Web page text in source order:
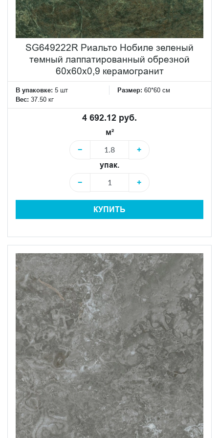
SG649222R Риальто Нобиле зеленый
темный лаппатированный обрезной
60x60x0,9 керамогранит
В упаковке: 5 шт Размер: 60*60 см
Вес: 37.50 кг
4 692.12 руб.
м²
−
+
упак.
−
+
КУПИТЬ